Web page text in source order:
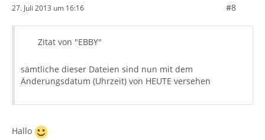
27. Juli 2013 um 16:16 #8
Zitat von "EBBY"
sämtliche dieser Dateien sind nun mit dem
Änderungsdatum (Uhrzeit) von HEUTE versehen
Hallo